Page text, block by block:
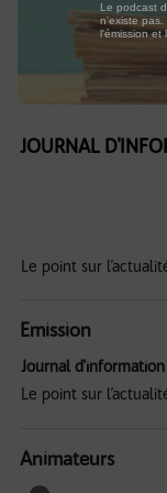
JOURNAL
Le point sur
Emission
Journal d'information
Le point sur
Animateurs
Le podcast
n'existe pas.
l'émission et